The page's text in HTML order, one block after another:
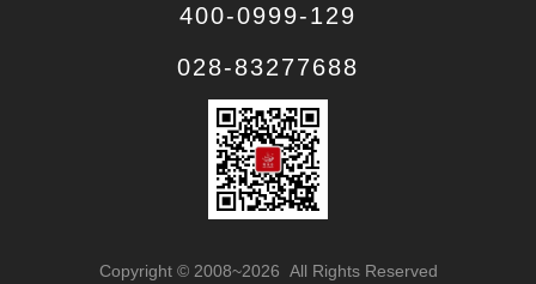
400-0999-129
028-83277688
Copyright © 2008~2026 All Rights Reserved